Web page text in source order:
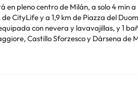
pleno centro de Milán, a solo 4 min
de Piazza del Duomo. Este apartamento con
con nevera y lavavajillas, y 1